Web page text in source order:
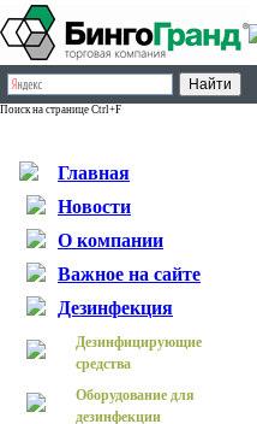
Поиск на странице Ctrl+F
Главная
Новости
О компании
Важное на сайте
Дезинфекция
Дезинфицирующие
средства
Оборудование для
дезинфекции